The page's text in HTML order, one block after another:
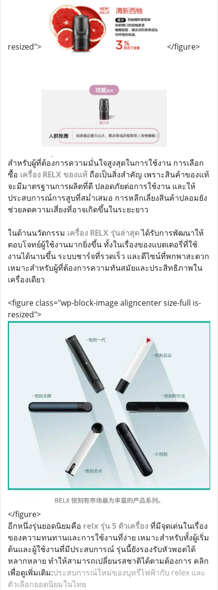
resized"> </figure>
สำหรับผู้ที่ต้องการความมั่นใจสูงสุดในการใช้งาน การเลือก
ซื้อ เครื่อง RELX ของแท้ ถือเป็นสิ่งสำคัญ เพราะสินค้าของแท้
จะมีมาตรฐานการผลิตที่ดี ปลอดภัยต่อการใช้งาน และให้
ประสบการณ์การสูบที่สม่ำเสมอ การหลีกเลี่ยงสินค้าปลอมยัง
ช่วยลดความเสี่ยงที่อาจเกิดขึ้นในระยะยาว
ในด้านนวัตกรรม เครื่อง RELX รุ่นล่าสุดได้รับการพัฒนาให้
ตอบโจทย์ผู้ใช้งานมากยิ่งขึ้น ทั้งในเรื่องของแบตเตอรี่ที่ใช้
งานได้นานขึ้น ระบบชาร์จที่รวดเร็ว และดีไซน์ที่พกพาสะดวก
เหมาะสำหรับผู้ที่ต้องการความทันสมัยและประสิทธิภาพใน
เครื่องเดียว
<figure class="wp-block-image aligncenter size-full is-
resized">
</figure>
อีกหนึ่งรุ่นยอดนิยมคือ relx รุ่น 5 ตัวเครื่องที่มีจุดเด่นในเรื่อง
ของความทนทานและการใช้งานที่ง่าย เหมาะสำหรับทั้งผู้เริ่ม
ต้นและผู้ใช้งานที่มีประสบการณ์ รุ่นนี้ยังรองรับหัวพอตได้
หลากหลาย ทำให้สามารถเปลี่ยนรสชาติได้ตามต้องการ คลิก
เพื่อดูเพิ่มเติม:ประสบการณ์ใหม่ของบุหรี่ไฟฟ้ากับ relex และ
ตัวเลือกยอดนิยมในไทย